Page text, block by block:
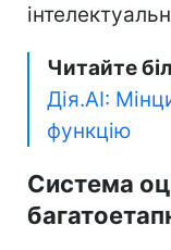
Читайте
Дія.AI:
функцію
Система